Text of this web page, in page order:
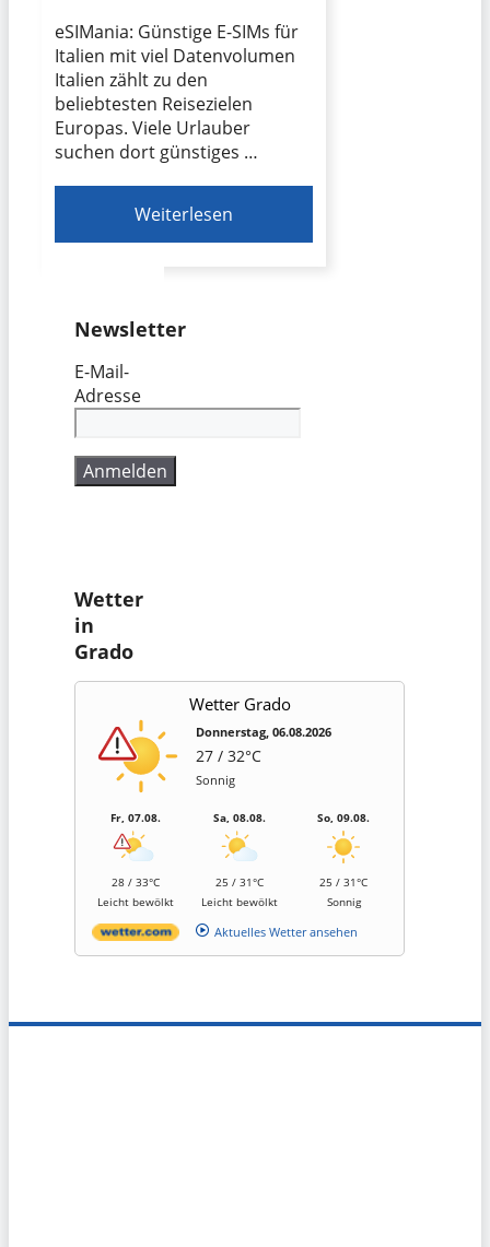
eSIMania: Günstige E-SIMs für
Italien mit viel Datenvolumen
Italien zählt zu den
beliebtesten Reisezielen
Europas. Viele Urlauber
suchen dort günstiges …
Weiterlesen
Newsletter
E-Mail-
Adresse
Wetter
in
Grado
Wetter Grado
Donnerstag, 06.08.2026
27 / 32°C
Sonnig
Fr, 07.08.
28 / 33°C
Leicht bewölkt
Sa, 08.08.
25 / 31°C
Leicht bewölkt
So, 09.08.
25 / 31°C
Sonnig
Aktuelles Wetter ansehen